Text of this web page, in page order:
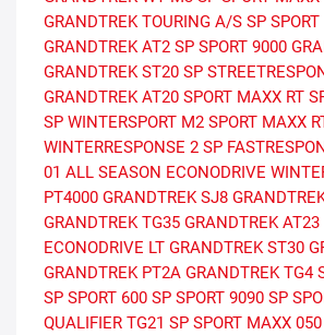
GRANDTREK TOURING A/S SP
GRANDTREK AT2 SP SPORT 9000
GRANDTREK ST20 SP
GRANDTREK AT20 SPORT MAXX RT
SP WINTERSPORT M2 SPORT MAXX
WINTERRESPONSE 2 SP
01 ALL SEASON ECONODRIVE
PT4000 GRANDTREK SJ8
GRANDTREK TG35 GRANDTREK AT23
ECONODRIVE LT GRANDTREK ST30
GRANDTREK PT2A GRANDTREK TG4
SP SPORT 600 SP SPORT 9090 SP
QUALIFIER TG21 SP SPORT MAXX 050